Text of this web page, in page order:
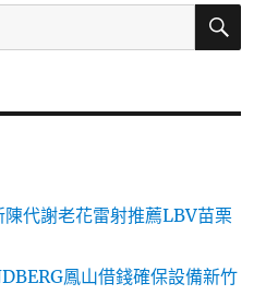
搜
陳代謝老花雷射推薦LBV苗栗
鳳山借錢確保設備新竹